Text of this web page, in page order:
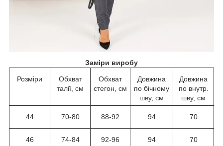
Заміри виробу
Розміри
Обхват
талії, см
Обхват
стегон, см
Довжина
по бічному
шву, см
Довжина
по внутр.
шву, см
44 70-80 88-92 94 70
46 74-84 92-96 94 70